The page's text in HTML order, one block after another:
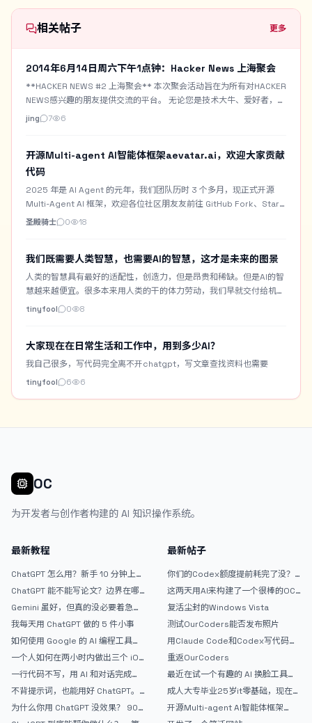
相关帖子 更多
2014年6月14日周六下午1点钟：Hacker News 上海聚会
**HACKER NEWS #2 上海聚会** 本次聚会活动旨在为所有对HACKER
NEWS感兴趣的朋友提供交流的平台。 无论您是技术大牛、爱好者，或
者是创业家， 我们都欢迎您来参与我们的活动，畅所欲言，交流感
jing 7 6
开源Multi-agent AI智能体框架aevatar.ai，欢迎大家贡献
代码
2025 年是 AI Agent 的元年，我们团队历时 3 个多月，现正式开源
Multi-Agent AI 框架，欢迎各位社区朋友友前往 GitHub Fork、Star
或提交 PR，共同打造 aevatar.ai 生态。 Github地…
圣殿骑士 0 18
我们既需要人类智慧，也需要AI的智慧，这才是未来的图景
人类的智慧具有最好的适配性，创造力，但是昂贵和稀缺。但是AI的智
慧越来越便宜。很多本来用人类的干的体力劳动，我们早就交付给机器
了。现在更多的以前我们认为必须用人来做的操作，也可以交付给机器
tinyfool 0 8
大家现在在日常生活和工作中，用到多少AI？
我自己很多，写代码完全离不开chatgpt，写文章查找资料也需要
tinyfool 6 6
OC
为开发者与创作者构建的 AI 知识操作系统。
最新教程
ChatGPT 怎么用？新手 10 分钟上手
ChatGPT 能不能写论文？边界在哪
Gemini 虽好，但真的没必要着急放
弃 ChatGPT
我每天用 ChatGPT 做的 5 件小事
如何使用 Google 的 AI 编程工具
AntiGravity：独立开发者的新时代
武器
一个人如何在两小时内做出三个 iOS
APP？｜AntiGravity + Gemini 3 实
战完整记录
一行代码不写，用 AI 和对话完成一
个完整网站：《图书天堂》实战记录
不背提示词，也能用好 ChatGPT。
一个万能提问模板
为什么你用 ChatGPT 没效果？ 90%
的人第一步就问错了
最新帖子
你们的Codex额度提前耗完了没？
戒断反应如何？
这两天用AI来构建了一个很棒的OC
论坛精华区
复活尘封的Windows Vista
测试OurCoders能否发布照片
用Claude Code和Codex写代码真
的爽，但是App怎么挣钱还是很难啊
重返OurCoders
最近在试一个有趣的 AI 换脸工具，
效果挺不错
成人大专毕业25岁it零基础，现在想
考软件设计师，有什么好的建议吗，
谢谢！
开源Multi-agent AI智能体框架
aevatar.ai，欢迎大家贡献代码